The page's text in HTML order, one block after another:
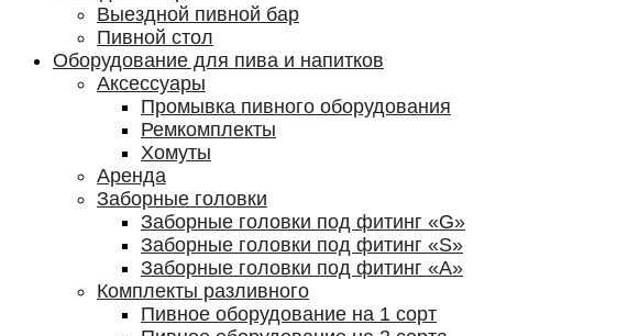
Выездной пивной бар
Пивной стол
Оборудование для пива и напитков
Аксессуары
Промывка пивного оборудования
Ремкомплекты
Хомуты
Аренда
Заборные головки
Заборные головки под фитинг «G»
Заборные головки под фитинг «S»
Заборные головки под фитинг «А»
Комплекты разливного
Пивное оборудование на 1 сорт